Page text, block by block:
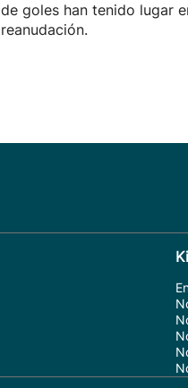
de goles han tenido lugar
reanudación.